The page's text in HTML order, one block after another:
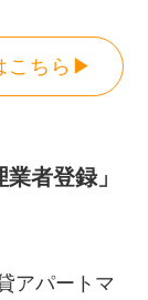
こちら▶
者登録」
アパートマ